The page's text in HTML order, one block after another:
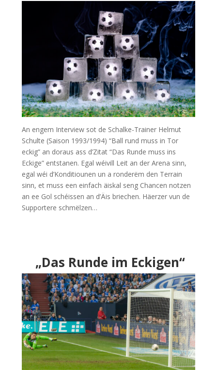
An engem Interview sot de Schalke-Trainer Helmut
Schulte (Saison 1993/1994) “Ball rund muss in Tor
eckig” an doraus ass d’Zitat “Das Runde muss ins
Eckige” entstanen. Egal wéivill Leit an der Arena sinn,
egal wéi d’Konditiounen un a ronderëm den Terrain
sinn, et muss een einfach äiskal seng Chancen notzen
an ee Gol schéissen an d’Äis briechen. Häerzer vun de
Supportere schmëlzen…
„Das Runde im Eckigen“